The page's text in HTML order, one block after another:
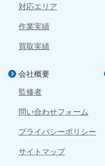
岡山県
050-1881-5146
9:00〜19:00 年中無休
広島県
9:00〜19:00 年中無休
島根県
050-1881-5145
9:00〜19:00 年中無休
対応エリア
作業実績
買取実績
会社概要
監修者
問い合わせフォーム
プライバシーポリシー
サイトマップ